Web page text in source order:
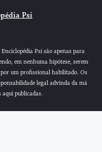
Psi
Psi são apenas para
em nenhuma hipótese, serem
um profissional habilitado. Os
legal advinda da má
publicadas.